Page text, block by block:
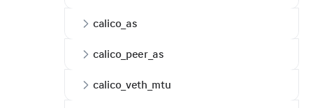
calico_as
calico_peer_as
calico_veth_mtu